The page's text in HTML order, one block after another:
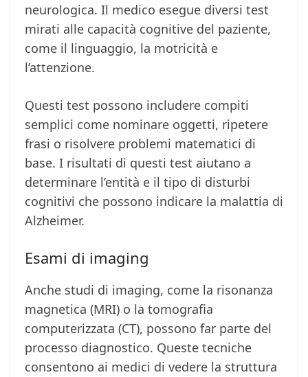
neurologica. Il medico esegue diversi test
mirati alle capacità cognitive del paziente,
come il linguaggio, la motricità e
l’attenzione.
Questi test possono includere compiti
semplici come nominare oggetti, ripetere
frasi o risolvere problemi matematici di
base. I risultati di questi test aiutano a
determinare l’entità e il tipo di disturbi
cognitivi che possono indicare la malattia di
Alzheimer.
Esami di imaging
Anche studi di imaging, come la risonanza
magnetica (MRI) o la tomografia
computerizzata (CT), possono far parte del
processo diagnostico. Queste tecniche
consentono ai medici di vedere la struttura